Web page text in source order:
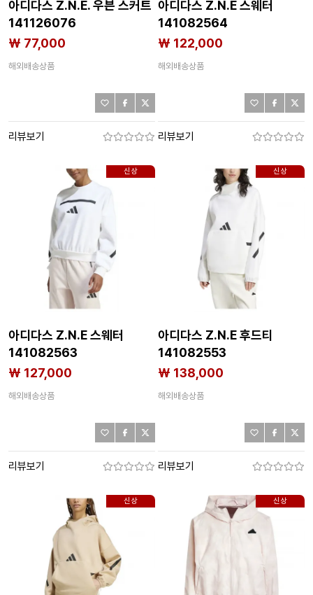
아디다스 Z.N.E. 우븐 스커트
141126076
₩ 77,000
해외배송상품
리뷰보기
아디다스 Z.N.E 스웨터
141082564
₩ 122,000
해외배송상품
리뷰보기
신상
아디다스 Z.N.E 스웨터
141082563
₩ 127,000
해외배송상품
리뷰보기
신상
아디다스 Z.N.E 후드티
141082553
₩ 138,000
해외배송상품
리뷰보기
신상 신상